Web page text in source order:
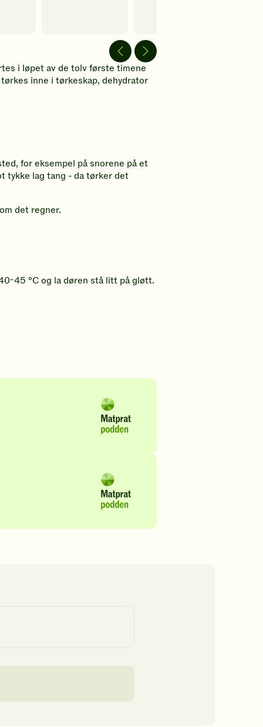
i løpet av de tolv første timene
inne i tørkeskap, dehydrator
for eksempel på snorene på et
tykke lag tang - da tørker det
det regner.
45 °C og la døren stå litt på gløtt.